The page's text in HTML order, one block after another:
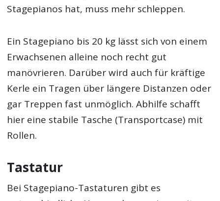
Stagepianos hat, muss mehr schleppen.
Ein Stagepiano bis 20 kg lässt sich von einem
Erwachsenen alleine noch recht gut
manövrieren. Darüber wird auch für kräftige
Kerle ein Tragen über längere Distanzen oder
gar Treppen fast unmöglich. Abhilfe schafft
hier eine stabile Tasche (Transportcase) mit
Rollen.
Tastatur
Bei Stagepiano-Tastaturen gibt es